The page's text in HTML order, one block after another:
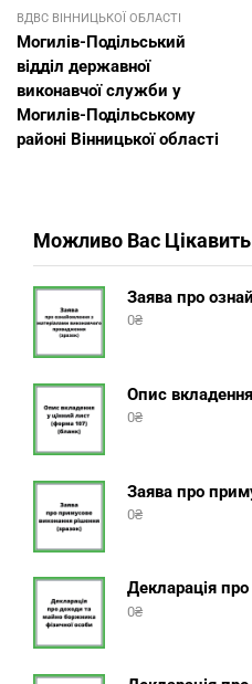
ВДВС ВІННИЦЬКОЇ ОБЛАСТІ
Могилів-Подільський
відділ державної
виконавчої служби у
Могилів-Подільському
районі Вінницької області
Можливо Вас Цікавить
0₴
0₴
0₴
0₴